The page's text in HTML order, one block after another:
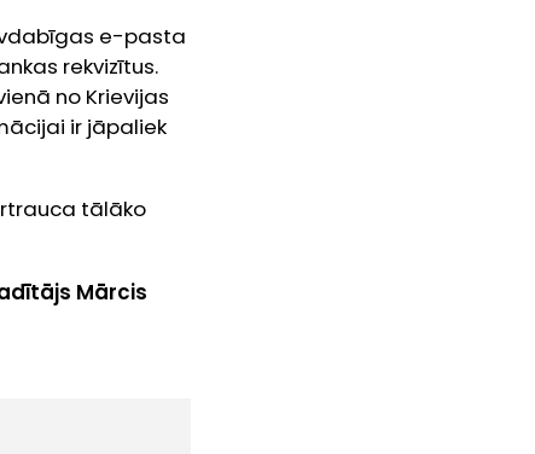
e-pasta
rekvizītus.
no Krievijas
ir jāpaliek
tālāko
Mārcis